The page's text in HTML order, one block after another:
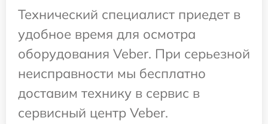
Технический специалист приедет в
удобное время для осмотра
оборудования Veber. При серьезной
неисправности мы бесплатно
доставим технику в сервис в
сервисный центр Veber.